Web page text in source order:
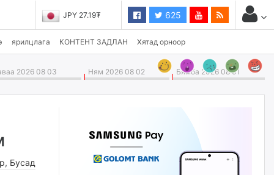
JPY 27.19₮ 625
ярилцлага КОНТЕНТ ЗАДЛАН Хятад орноор
2026 08 03 Ням 2026 08 02 Бямба 2026 08 01
, Бусад